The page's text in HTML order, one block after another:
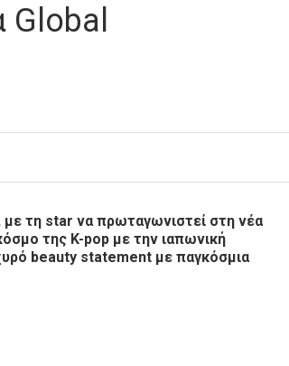
Global
τη star να πρωταγωνιστεί στη νέα
της K-pop με την ιαπωνική
beauty statement με παγκόσμια